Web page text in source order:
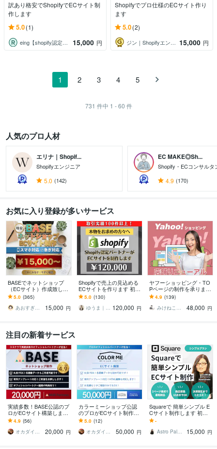
訳あり格安でShopifyでECサイト制
作します
5.0(1)
eing【shopify認定パートナー】 15,000 円
Shopifyでプロ仕様のECサイト作り
ます
5.0(2)
ジン｜Shopifyエンジニア 15,000 円
1 2 3 4 5
731 件中 1 - 60 件
人気のプロ人材
エリナ｜Shopif...
Shopifyエンジニア
5.0 (142)
EC MAKE◎Sh...
Shopify・ECコンサルタ
4.9 (170)
お気に入り登録が多いサービス
BASEでネットショップ
（ECサイト）作成致しま
す 格安でBASEを制作代行
致します！リニューアル
もOK！
5.0 (365)
あおすぎ＠丁寧に取り組みます
15,000 円
Shopifyで売上の見込める
ECサイトを作ります 初心
者でも安心★ヒアリング
重視・要望に沿って柔軟
に対応可能
5.0 (130)
ゆうま｜即レス対応 120,000 円
ヤフーショッピング・TO
Pページの制作を承ります
ヤフーショッピング店舗
構築｜スマホページも同
時制作だから安心
4.9 (139)
みけねこデザイン
48,000 円
注目の新着サービス
実績多数！BASE公認のプ
ロがECサイト構築します
BASEオフィシャルパート
ナーによる売れるECサイ
ト制作！
4.9 (56)
オカダイツキ
20,000 円
カラーミーショップ公認
のプロがECサイト制作し
ます EC制作実績多数！オ
フィシャルパートナーに
よる安心の構築代行
5.0 (12)
オカダイツキ
50,000 円
Squareで 簡単シンプル E
Cサイト制作します 初心
者でも安心。納品後も丁
寧にサポート。
-
Astro Palm Design
15,000 円